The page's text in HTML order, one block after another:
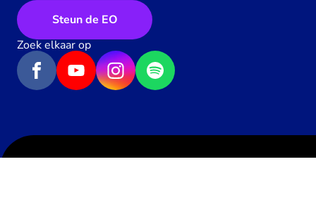
Steun de EO
Zoek elkaar op